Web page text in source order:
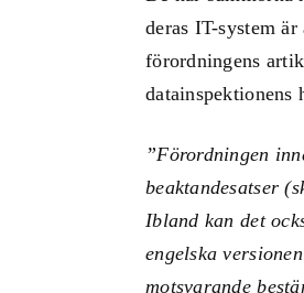
deras IT-system
förordningens
datainspektionens
”Förordningen
beaktandesatser
Ibland kan det
engelska
motsvarande